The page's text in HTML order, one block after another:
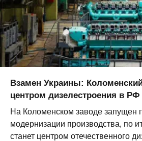
Взамен Украины:
центром дизелестроения в РФ
На Коломенском заводе запущен
модернизации производства, по
станет центром отечественного